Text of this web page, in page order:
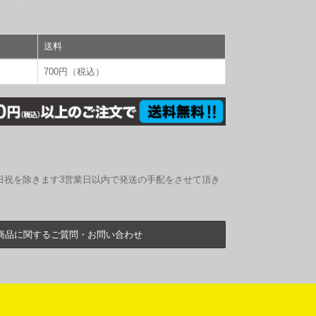
送料
700円（税込）
を除きます3営業日以内で発送の手配をさせて頂き
品に関するご質問・お問い合わせ